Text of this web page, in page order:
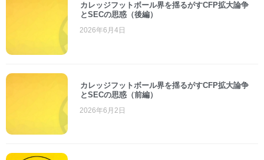
カレッジフットボール界を揺るがすCFP拡大論争
とSECの思惑（後編）
2026年6月4日
カレッジフットボール界を揺るがすCFP拡大論争
とSECの思惑（前編）
2026年6月2日